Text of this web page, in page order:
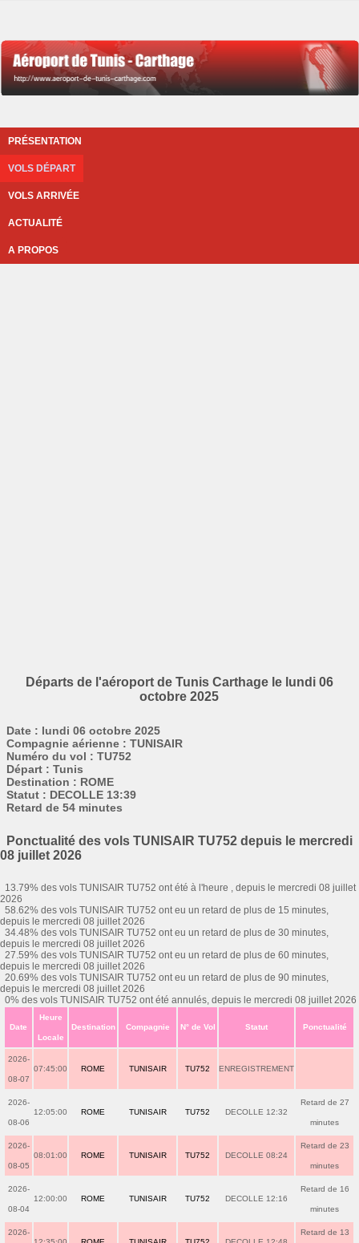
PRÉSENTATION
VOLS DÉPART
VOLS ARRIVÉE
ACTUALITÉ
A PROPOS
Départs de l'aéroport de Tunis Carthage le lundi 06
octobre 2025
Date : lundi 06 octobre 2025
Compagnie aérienne : TUNISAIR
Numéro du vol : TU752
Départ : Tunis
Destination : ROME
Statut : DECOLLE 13:39
Retard de 54 minutes
Ponctualité des vols TUNISAIR TU752 depuis le mercredi
08 juillet 2026
13.79% des vols TUNISAIR TU752 ont été à l'heure , depuis le mercredi 08 juillet
2026
58.62% des vols TUNISAIR TU752 ont eu un retard de plus de 15 minutes,
depuis le mercredi 08 juillet 2026
34.48% des vols TUNISAIR TU752 ont eu un retard de plus de 30 minutes,
depuis le mercredi 08 juillet 2026
27.59% des vols TUNISAIR TU752 ont eu un retard de plus de 60 minutes,
depuis le mercredi 08 juillet 2026
20.69% des vols TUNISAIR TU752 ont eu un retard de plus de 90 minutes,
depuis le mercredi 08 juillet 2026
0% des vols TUNISAIR TU752 ont été annulés, depuis le mercredi 08 juillet 2026
Date
Heure
Locale
Destination Compagnie N° de Vol Statut Ponctualité
2026-
08-07
07:45:00 ROME TUNISAIR TU752 ENREGISTREMENT
2026-
08-06
12:05:00 ROME TUNISAIR TU752 DECOLLE 12:32
Retard de 27
minutes
2026-
08-05
08:01:00 ROME TUNISAIR TU752 DECOLLE 08:24
Retard de 23
minutes
2026-
08-04
12:00:00 ROME TUNISAIR TU752 DECOLLE 12:16
Retard de 16
minutes
2026- Retard de 13